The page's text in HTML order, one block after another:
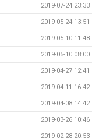
2019-07-24 23:33
2019-05-24 13:51
2019-05-10 11:48
2019-05-10 08:00
2019-04-27 12:41
2019-04-11 16:42
2019-04-08 14:42
2019-03-26 10:46
2019-02-28 20:53